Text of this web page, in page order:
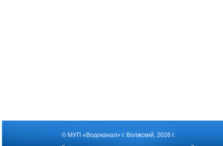
© МУП «Водоканал» г. Волжский, 2026 г.